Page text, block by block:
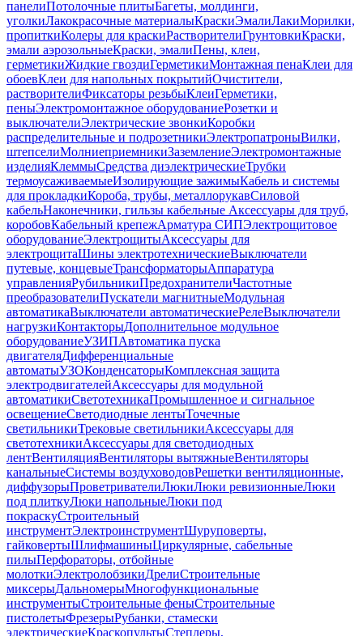
панелиПотолочные плитыБагеты, молдинги,
уголкиЛакокрасочные материалыКраскиЭмалиЛакиМорилки,
пропиткиКолеры для краскиРастворителиГрунтовкиКраски,
эмали аэрозольныеКраски, эмалиПены, клеи,
герметикиЖидкие гвоздиГерметикиМонтажная пенаКлеи для
обоевКлеи для напольных покрытийОчистители,
растворителиФиксаторы резьбыКлеиГерметики,
пеныЭлектромонтажное оборудованиеРозетки и
выключателиЭлектрические звонкиКоробки
распределительные и подрозетникиЭлектропатроныВилки,
штепселиМолниеприемникиЗаземлениеЭлектромонтажные
изделияКлеммыСредства диэлектрическиеТрубки
термоусаживаемыеИзолирующие зажимыКабель и системы
для прокладкиКороба, трубы, металлорукавСиловой
кабельНаконечники, гильзы кабельные Аксессуары для труб,
коробовКабельный крепежАрматура СИПЭлектрощитовое
оборудованиеЭлектрощитыАксессуары для
электрощитаШины электротехническиеВыключатели
путевые, концевыеТрансформаторыАппаратура
управленияРубильникиПредохранителиЧастотные
преобразователиПускатели магнитныеМодульная
автоматикаВыключатели автоматическиеРелеВыключатели
нагрузкиКонтакторыДополнительное модульное
оборудованиеУЗИПАвтоматика пуска
двигателяДифференциальные
автоматыУЗОКонденсаторыКомплексная защита
электродвигателейАксессуары для модульной
автоматикиСветотехникаПромышленное и сигнальное
освещениеСветодиодные лентыТочечные
светильникиТрековые светильникиАксессуары для
светотехникиАксессуары для светодиодных
лентВентиляцияВентиляторы вытяжныеВентиляторы
канальныеСистемы воздуховодовРешетки вентиляционные,
диффузорыПроветривателиЛюкиЛюки ревизионныеЛюки
под плиткуЛюки напольныеЛюки под
покраскуСтроительный
инструментЭлектроинструментШуруповерты,
гайковертыШлифмашиныЦиркулярные, сабельные
пилыПерфораторы, отбойные
молоткиЭлектролобзикиДрелиСтроительные
миксерыДальномерыМногофункциональные
инструментыСтроительные феныСтроительные
пистолетыФрезерыРубанки, стамески
электрическиеКраскопультыСтеплеры,